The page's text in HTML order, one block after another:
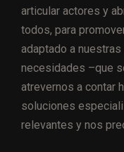
articular actores y
todos, para
adaptado a
necesidades –que
atrevernos a contar
soluciones
relevantes y nos